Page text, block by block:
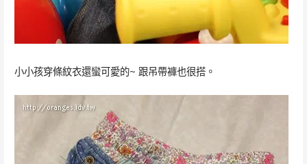
小小孩穿條紋衣還蠻可愛的~ 跟吊帶褲也很搭。